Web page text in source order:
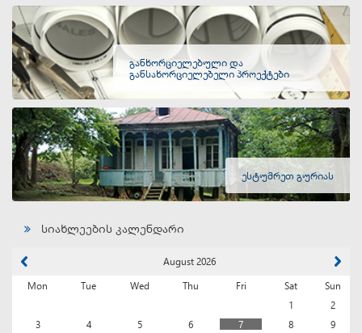
განხორციელებული და
განსახორციელებელი პროექტები
ესტუმრეთ გურიას
სიახლეების კალენდარი
August 2026
Mon
Tue Wed Thu Fri Sat
Sun
1
2
3
4 5 6 7 8
9